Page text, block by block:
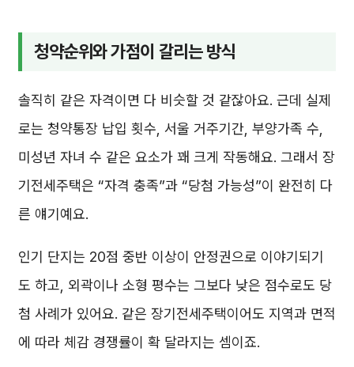
청약순위와 가점이 갈리는 방식
솔직히 같은 자격이면 다 비슷할 것 같잖아요. 근데 실제
로는 청약통장 납입 횟수, 서울 거주기간, 부양가족 수,
미성년 자녀 수 같은 요소가 꽤 크게 작동해요. 그래서 장
기전세주택은 “자격 충족”과 “당첨 가능성”이 완전히 다
른 얘기예요.
인기 단지는 20점 중반 이상이 안정권으로 이야기되기
도 하고, 외곽이나 소형 평수는 그보다 낮은 점수로도 당
첨 사례가 있어요. 같은 장기전세주택이어도 지역과 면적
에 따라 체감 경쟁률이 확 달라지는 셈이죠.